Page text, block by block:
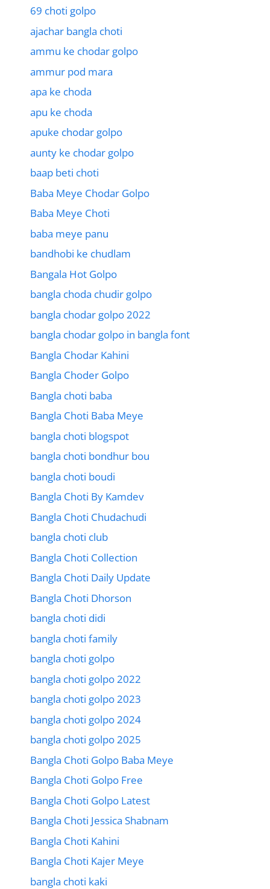
69 choti golpo
ajachar bangla choti
ammu ke chodar golpo
ammur pod mara
apa ke choda
apu ke choda
apuke chodar golpo
aunty ke chodar golpo
baap beti choti
Baba Meye Chodar Golpo
Baba Meye Choti
baba meye panu
bandhobi ke chudlam
Bangala Hot Golpo
bangla choda chudir golpo
bangla chodar golpo 2022
bangla chodar golpo in bangla font
Bangla Chodar Kahini
Bangla Choder Golpo
Bangla choti baba
Bangla Choti Baba Meye
bangla choti blogspot
bangla choti bondhur bou
bangla choti boudi
Bangla Choti By Kamdev
Bangla Choti Chudachudi
bangla choti club
Bangla Choti Collection
Bangla Choti Daily Update
Bangla Choti Dhorson
bangla choti didi
bangla choti family
bangla choti golpo
bangla choti golpo 2022
bangla choti golpo 2023
bangla choti golpo 2024
bangla choti golpo 2025
Bangla Choti Golpo Baba Meye
Bangla Choti Golpo Free
Bangla Choti Golpo Latest
Bangla Choti Jessica Shabnam
Bangla Choti Kahini
Bangla Choti Kajer Meye
bangla choti kaki